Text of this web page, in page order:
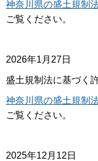
神奈川県の盛土規制
ご覧ください。
2026年1月27日
盛土規制法に基づく
神奈川県の盛土規制
ご覧ください。
2025年12月12日